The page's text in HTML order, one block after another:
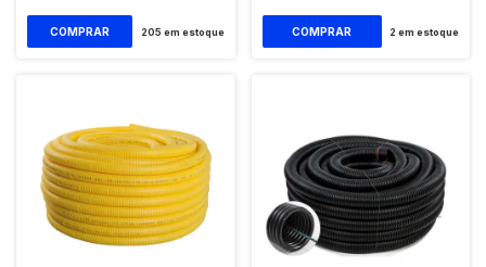
205 em estoque 2 em estoque